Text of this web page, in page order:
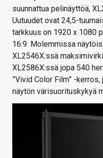
suunnattua pelinäyttöä,
Uutuudet ovat 24,5-
tarkkuus on 1920 x 1080
16:9. Molemmissa
XL2546X:ssä
XL2586X:ssä jopa 540
”Vivid Color Film” -
näytön värisuorituskykyä